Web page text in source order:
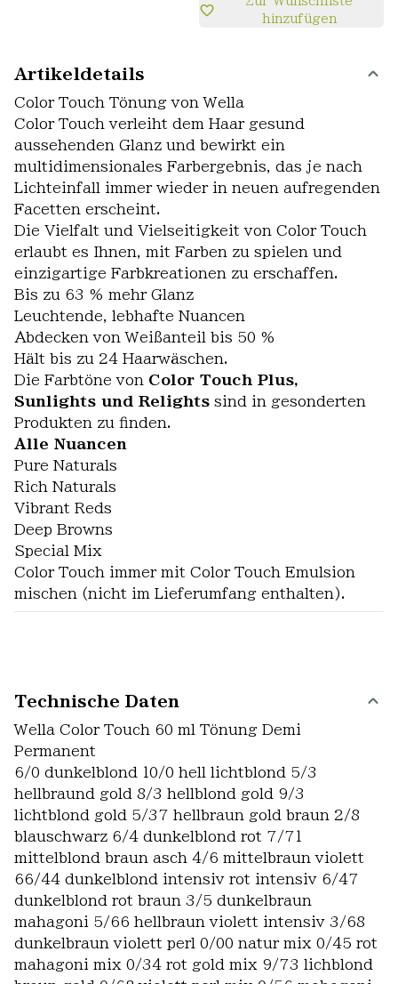
hinzufügen
Artikeldetails
Color Touch Tönung von Wella
Color Touch verleiht dem Haar gesund
aussehenden Glanz und bewirkt ein
multidimensionales Farbergebnis, das je nach
Lichteinfall immer wieder in neuen aufregenden
Facetten erscheint.
Die Vielfalt und Vielseitigkeit von Color Touch
erlaubt es Ihnen, mit Farben zu spielen und
einzigartige Farbkreationen zu erschaffen.
Bis zu 63 % mehr Glanz
Leuchtende, lebhafte Nuancen
Abdecken von Weißanteil bis 50 %
Hält bis zu 24 Haarwäschen.
Die Farbtöne von Color Touch Plus,
Sunlights und Relights sind in gesonderten
Produkten zu finden.
Alle Nuancen
Pure Naturals
Rich Naturals
Vibrant Reds
Deep Browns
Special Mix
Color Touch immer mit Color Touch Emulsion
mischen (nicht im Lieferumfang enthalten).
Technische Daten
Wella Color Touch 60 ml Tönung Demi
Permanent
6/0 dunkelblond 10/0 hell lichtblond 5/3
hellbraund gold 8/3 hellblond gold 9/3
lichtblond gold 5/37 hellbraun gold braun 2/8
blauschwarz 6/4 dunkelblond rot 7/71
mittelblond braun asch 4/6 mittelbraun violett
66/44 dunkelblond intensiv rot intensiv 6/47
dunkelblond rot braun 3/5 dunkelbraun
mahagoni 5/66 hellbraun violett intensiv 3/68
dunkelbraun violett perl 0/00 natur mix 0/45 rot
mahagoni mix 0/34 rot gold mix 9/73 lichblond